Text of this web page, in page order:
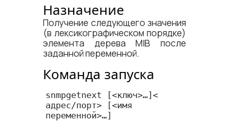
Назначение
Получение следующего значения
(в лексикографическом порядке)
элемента дерева MIB после
заданной переменной.
Команда запуска
snmpgetnext [<​ключ​>…]<​
адрес/порт​> [<​имя
переменной​>…]